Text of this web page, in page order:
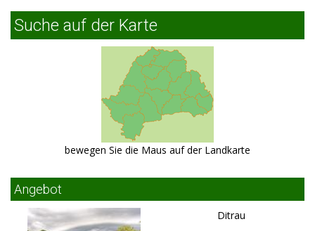
Suche auf der Karte
bewegen Sie die Maus auf der Landkarte
Angebot
Ditrau